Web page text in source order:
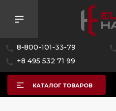
8-800-101-33-79
+8 495 532 71 99
КАТАЛОГ ТОВАРОВ